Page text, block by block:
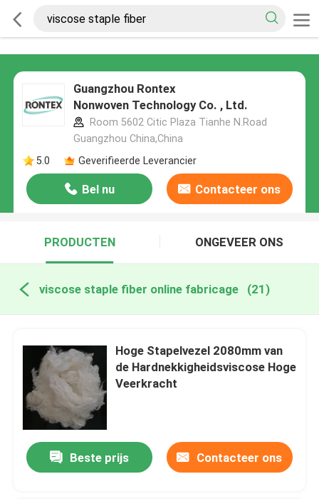
Guangzhou Rontex
Nonwoven Technology Co. , Ltd.
Room 5602 Citic Plaza Tianhe N.Road
Guangzhou China,China
5.0
Geverifieerde Leverancier
Bel nu Contacteer ons
PRODUCTEN ONGEVEER ONS
viscose staple fiber online fabricage (21)
Hoge Stapelvezel 2080mm van
de Hardnekkigheidsviscose Hoge
Veerkracht
Beste prijs Contacteer ons